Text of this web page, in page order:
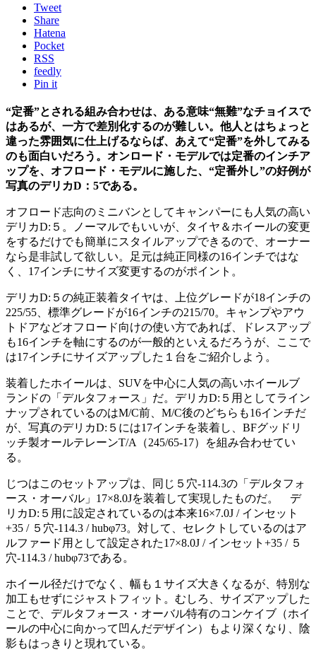
Tweet
Share
Hatena
Pocket
RSS
feedly
Pin it
“定番”とされる組み合わせは、ある意味“無難”なチョイスで
はあるが、一方で差別化するのが難しい。他人とはちょっと
違った雰囲気に仕上げるならば、あえて“定番”を外してみる
のも面白いだろう。オンロード・モデルでは定番のインチア
ップを、オフロード・モデルに施した、“定番外し”の好例が
写真のデリカD：5である。
オフロード志向のミニバンとしてキャンパーにも人気の高い
デリカD:５。ノーマルでもいいが、タイヤ＆ホイールの変更
をするだけでも簡単にスタイルアップできるので、オーナー
なら是非試して欲しい。足元は純正同様の16インチではな
く、17インチにサイズ変更するのがポイント。
デリカD:５の純正装着タイヤは、上位グレードが18インチの
225/55、標準グレードが16インチの215/70。キャンプやアウ
トドアなどオフロード向けの使い方であれば、ドレスアップ
も16インチを軸にするのが一般的といえるだろうが、ここで
は17インチにサイズアップした１台をご紹介しよう。
装着したホイールは、SUVを中心に人気の高いホイールブ
ランドの「デルタフォース」だ。デリカD:５用としてライン
ナップされているのはM/C前、M/C後のどちらも16インチだ
が、写真のデリカD:５には17インチを装着し、BFグッドリ
ッチ製オールテレーンT/A（245/65-17）を組み合わせてい
る。
じつはこのセットアップは、同じ５穴-114.3の「デルタフォ
ース・オーバル」17×8.0Jを装着して実現したものだ。 デ
リカD:５用に設定されているのは本来16×7.0J / インセット
+35 / ５穴-114.3 / hubφ73。対して、セレクトしているのはア
ルファード用として設定された17×8.0J / インセット+35 / ５
穴-114.3 / hubφ73である。
ホイール径だけでなく、幅も１サイズ大きくなるが、特別な
加工もせずにジャストフィット。むしろ、サイズアップした
ことで、デルタフォース・オーバル特有のコンケイブ（ホイ
ールの中心に向かって凹んだデザイン）もより深くなり、陰
影もはっきりと現れている。